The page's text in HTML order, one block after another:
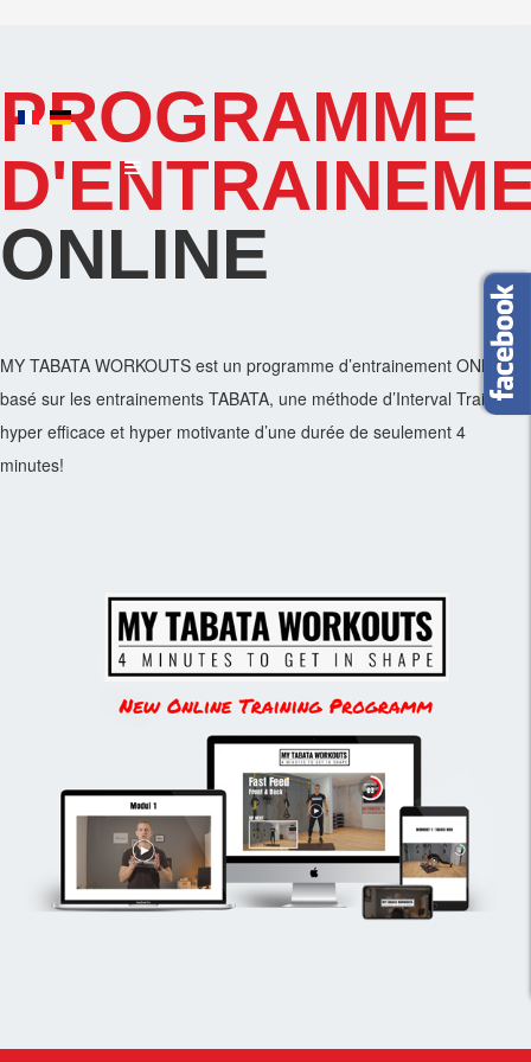
PROGRAMME
ONLINE
MY TABATA WORKOUTS est un programme d’entrainement ONLINE
basé sur les entrainements TABATA, une méthode d’Interval Training
hyper efficace et hyper motivante d’une durée de seulement 4
minutes!